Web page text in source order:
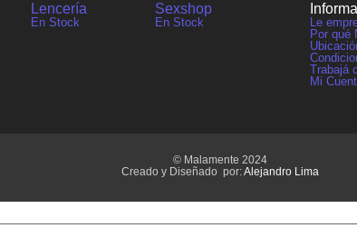
Lencería
En Stock
Sexshop
En Stock
Le
Por qué
Trabajá
Mi
© Malamente 2024
Creado y Diseñado por:Alejandro Lima